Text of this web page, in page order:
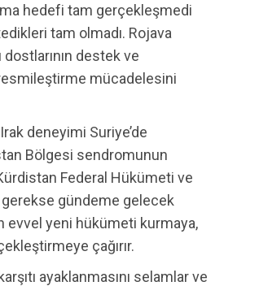
hedefi tam gerçekleşmedi
tam olmadı. Rojava
dostlarının destek ve
mücadelesini
deneyimi Suriye’de
Bölgesi sendromunun
Federal Hükümeti ve
gündeme gelecek
evvel yeni hükümeti kurmaya,
çağırır.
ayaklanmasını selamlar ve